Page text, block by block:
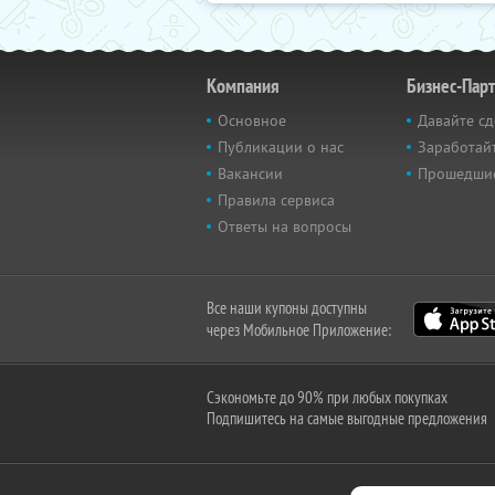
Компания
Основное
Публикации о нас
Вакансии
Правила сервиса
Ответы на вопросы
Бизнес-
Давайте
Все наши купоны доступны
через Мобильное Приложение:
Сэкономьте до 90% при любых покупках
Подпишитесь на самые выгодные предложения